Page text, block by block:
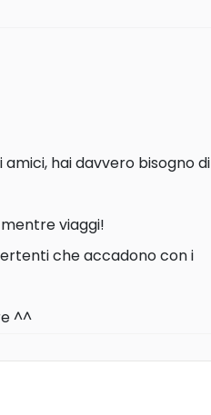
hai davvero bisogno di
viaggi!
che accadono con i
^^